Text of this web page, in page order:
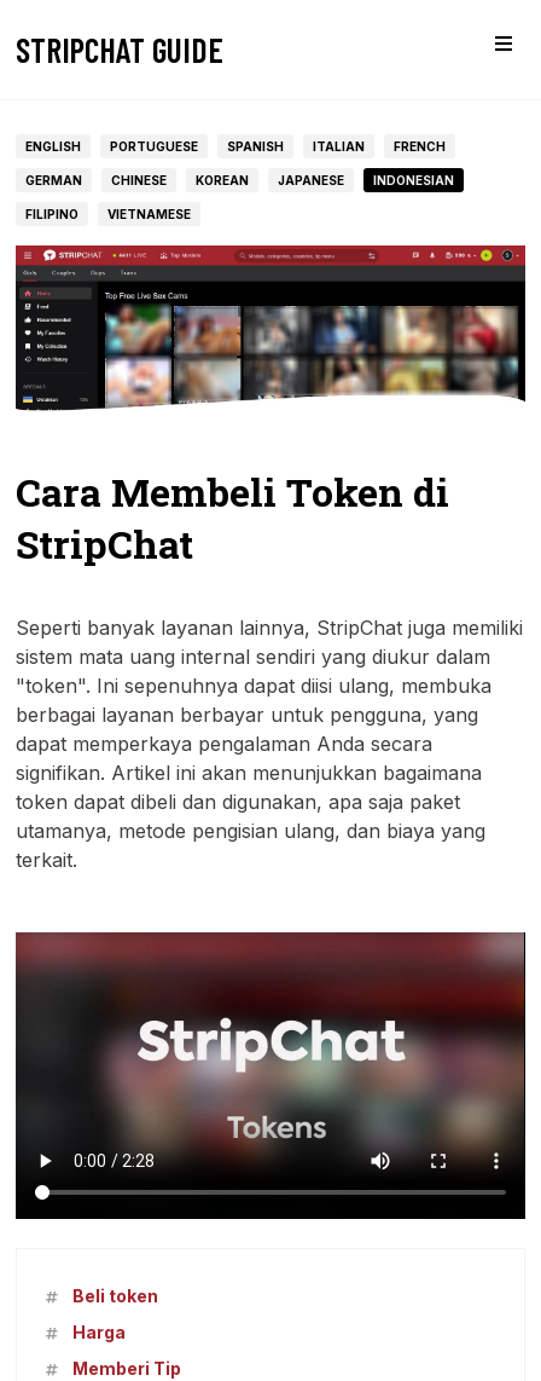
STRIPCHAT GUIDE
ENGLISH PORTUGUESE SPANISH ITALIAN FRENCH
GERMAN CHINESE KOREAN JAPANESE INDONESIAN
FILIPINO VIETNAMESE
Cara Membeli Token di
StripChat
Seperti banyak layanan lainnya, StripChat juga memiliki
sistem mata uang internal sendiri yang diukur dalam
"token". Ini sepenuhnya dapat diisi ulang, membuka
berbagai layanan berbayar untuk pengguna, yang
dapat memperkaya pengalaman Anda secara
signifikan. Artikel ini akan menunjukkan bagaimana
token dapat dibeli dan digunakan, apa saja paket
utamanya, metode pengisian ulang, dan biaya yang
terkait.
Beli token
Harga
Memberi Tip